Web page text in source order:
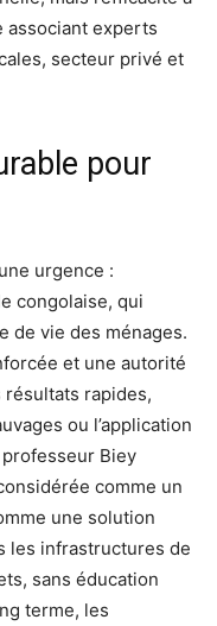
associant experts
secteur privé et
pour
urgence :
congolaise, qui
de vie des ménages.
et une autorité
rapides,
ou l’application
Biey
comme un
une solution
les infrastructures de
sans éducation
terme, les